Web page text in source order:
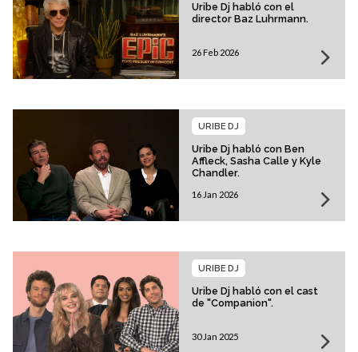
Uribe Dj habló con el
director Baz Luhrmann.
26 Feb 2026
Uribe Dj habló con Ben
Affleck, Sasha Calle y Kyle
Chandler.
URIBE DJ
16 Jan 2026
Uribe Dj habló con el cast
de "Companion".
URIBE DJ
30 Jan 2025